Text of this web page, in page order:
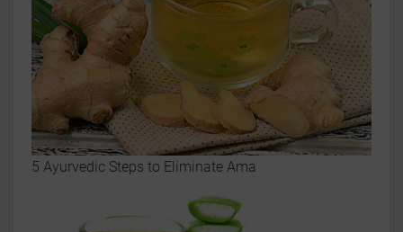
5 Ayurvedic Steps to Eliminate Ama